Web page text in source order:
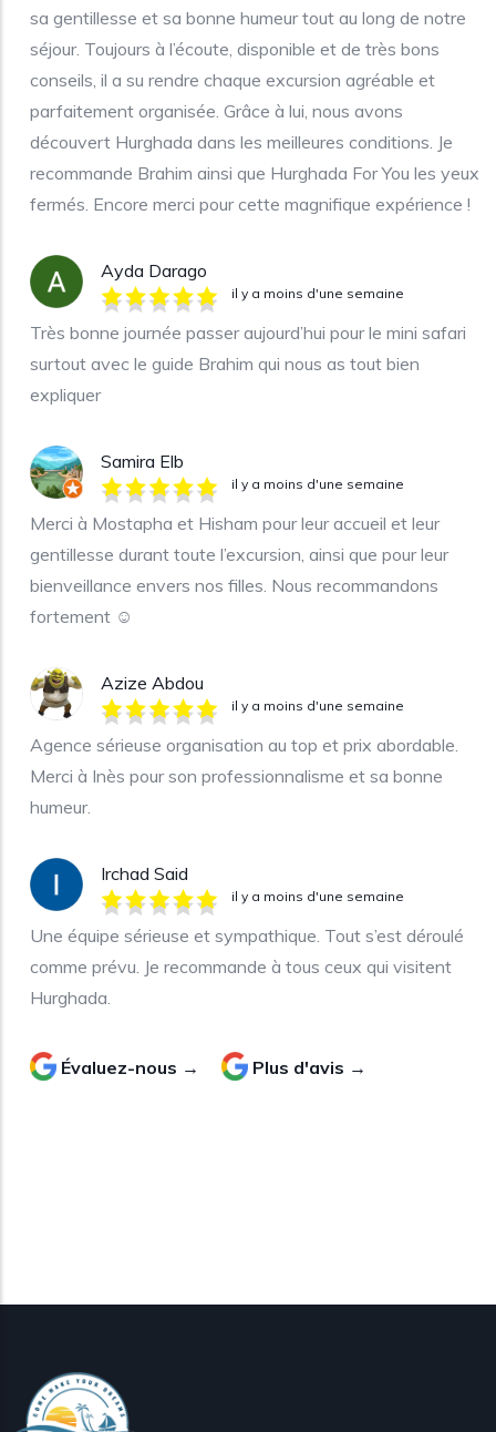
sa gentillesse et sa bonne humeur tout au long de notre
séjour. Toujours à l’écoute, disponible et de très bons
conseils, il a su rendre chaque excursion agréable et
parfaitement organisée. Grâce à lui, nous avons
découvert Hurghada dans les meilleures conditions. Je
recommande Brahim ainsi que Hurghada For You les yeux
fermés. Encore merci pour cette magnifique expérience !
Ayda Darago
il y a moins d'une semaine
Très bonne journée passer aujourd’hui pour le mini safari
surtout avec le guide Brahim qui nous as tout bien
expliquer
Samira Elb
il y a moins d'une semaine
Merci à Mostapha et Hisham pour leur accueil et leur
gentillesse durant toute l’excursion, ainsi que pour leur
bienveillance envers nos filles. Nous recommandons
fortement ☺️
Azize Abdou
il y a moins d'une semaine
Agence sérieuse organisation au top et prix abordable.
Merci à Inès pour son professionnalisme et sa bonne
humeur.
Irchad Said
il y a moins d'une semaine
Une équipe sérieuse et sympathique. Tout s’est déroulé
comme prévu. Je recommande à tous ceux qui visitent
Hurghada.
Évaluez-nous → Plus d'avis →